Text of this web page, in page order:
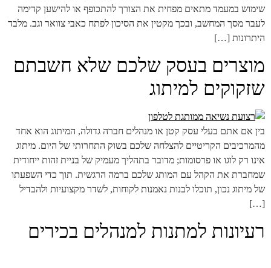
שימוש במעמד מתאים מפחית את הצורך להתכופף או להישען קדימה
לעבר מסך המחשב, ובכך מקטין את הסיכון לפתח כאבי צוואר וגב. מלבד
היתרונות […]
מוצרים בעסק שלכם שלא חשבתם
שזקוקים למיתוג
​בין אם אתם בעלי עסק קטן או מנהלים חברה גדולה, המיתוג הוא אחד
מהמרכיבים הקריטיים להצלחה שלכם בשוק התחרותי של היום. מיתוג
אינו רק לוגו או פרסומות; מדובר בתהליך מעמיק של בניית זהות ייחודית
שמחברת את הקהל עם המותג שלכם ברמה הרגשית. תוך כדי השפעתו
של מיתוג נכון, תוכלו לבנות נאמנות לקוחות, לשדר מקצועיות ולהבדיל
[…]
רעיונות למתנות למנהלים בכירים